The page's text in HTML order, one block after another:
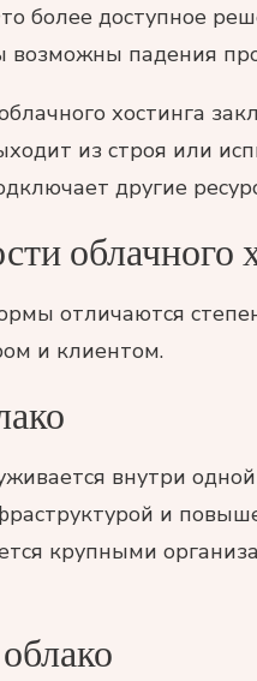
более доступное
возможны падения
хостинга
из строя или
другие
облачного
отличаются
и клиентом.
внутри
и
крупными